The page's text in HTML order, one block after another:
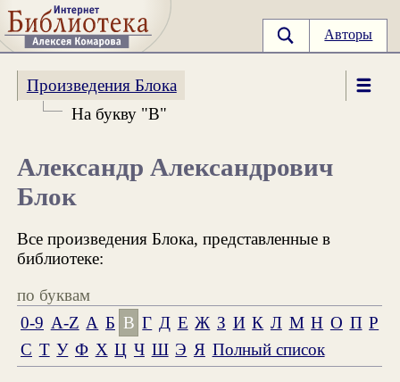
Авторы
Произведения Блока
На букву "В"
Александр Александрович
Блок
Все произведения Блока, представленные в
библиотеке:
по буквам
0-9 A-Z А Б В Г Д Е Ж З И К Л М Н О П Р
С Т У Ф Х Ц Ч Ш Э Я Полный список